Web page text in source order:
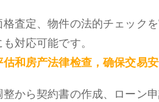
査定、物件の法的チェック
対応可能です。
和房产法律检查，确保交易
から契約書の作成、ローン